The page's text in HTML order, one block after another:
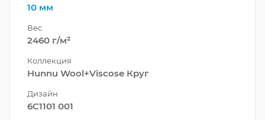
10 мм
Вес
2460 г/м²
Коллекция
Hunnu Wool+Viscose Круг
Дизайн
6C1101 001